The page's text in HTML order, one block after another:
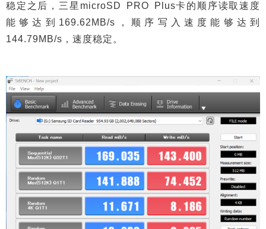
稳定之后，三星microSD PRO Plus卡的顺序读取速度
能够达到169.62MB/s，顺序写入速度能够达到
144.79MB/s，速度稳定。